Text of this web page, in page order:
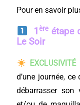
Pour en savoir
1 èreétape
Le Soir
d’une journée,
débarrasser son